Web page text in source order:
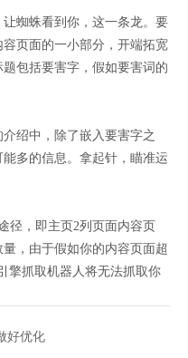
蜘蛛看到你，这一条龙。要
页面的一小部分，开端拓宽
包括要害字，假如要害词的
绍中，除了嵌入要害字之
多的信息。拿起针，瞄准运
径，即主页2列页面内容页
，由于假如你的内容页面超
擎抓取机器人将无法抓取你
好优化